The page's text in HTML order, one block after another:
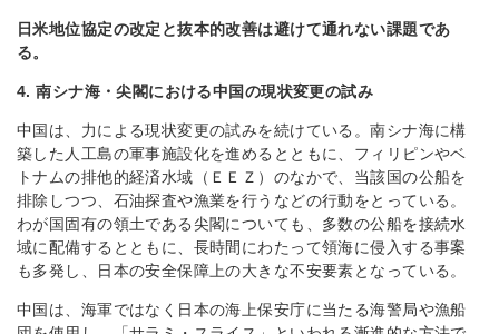
日米地位協定の改定と抜本的改善は避けて通れない課題であ
る。
4. 南シナ海・尖閣における中国の現状変更の試み
中国は、力による現状変更の試みを続けている。南シナ海に構
築した人工島の軍事施設化を進めるとともに、フィリピンやベ
トナムの排他的経済水域（ＥＥＺ）のなかで、当該国の公船を
排除しつつ、石油探査や漁業を行うなどの行動をとっている。
わが国固有の領土である尖閣についても、多数の公船を接続水
域に配備するとともに、長時間にわたって領海に侵入する事案
も多発し、日本の安全保障上の大きな不安要素となっている。
中国は、海軍ではなく日本の海上保安庁に当たる海警局や漁船